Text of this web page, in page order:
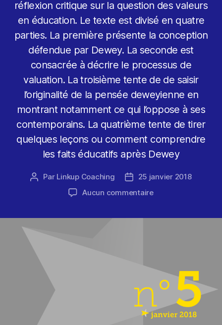
réflexion critique sur la question des valeurs
en éducation. Le texte est divisé en quatre
parties. La première présente la conception
défendue par Dewey. La seconde est
consacrée à décrire le processus de
valuation. La troisième tente de de saisir
l’originalité de la pensée deweyienne en
montrant notamment ce qui l’oppose à ses
contemporains. La quatrième tente de tirer
quelques leçons ou comment comprendre
les faits éducatifs après Dewey
Auteur
Par Linkup Coaching
Date25 janvier 2018
Aucun commentairesur
de
Dewey